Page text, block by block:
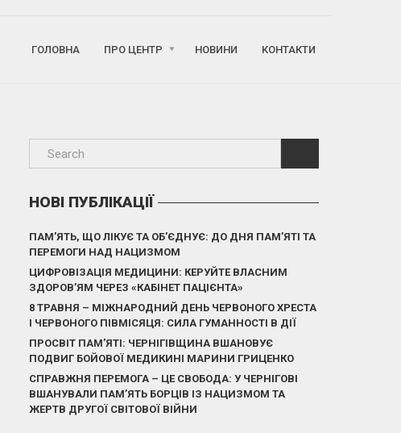
ГОЛОВНА ПРО ЦЕНТР НОВИНИ КОНТАКТИ
НОВІ ПУБЛІКАЦІЇ
ПАМ’ЯТЬ, ЩО ЛІКУЄ ТА ОБ’ЄДНУЄ: ДО ДНЯ ПАМ’ЯТІ ТА
ПЕРЕМОГИ НАД НАЦИЗМОМ
ЦИФРОВІЗАЦІЯ МЕДИЦИНИ: КЕРУЙТЕ ВЛАСНИМ
ЗДОРОВ’ЯМ ЧЕРЕЗ «КАБІНЕТ ПАЦІЄНТА»
8 ТРАВНЯ – МІЖНАРОДНИЙ ДЕНЬ ЧЕРВОНОГО ХРЕСТА
І ЧЕРВОНОГО ПІВМІСЯЦЯ: СИЛА ГУМАННОСТІ В ДІЇ
ПРОСВІТ ПАМ’ЯТІ: ЧЕРНІГІВЩИНА ВШАНОВУЄ
ПОДВИГ БОЙОВОЇ МЕДИКИНІ МАРИНИ ГРИЦЕНКО
СПРАВЖНЯ ПЕРЕМОГА – ЦЕ СВОБОДА: У ЧЕРНІГОВІ
ВШАНУВАЛИ ПАМ’ЯТЬ БОРЦІВ ІЗ НАЦИЗМОМ ТА
ЖЕРТВ ДРУГОЇ СВІТОВОЇ ВІЙНИ